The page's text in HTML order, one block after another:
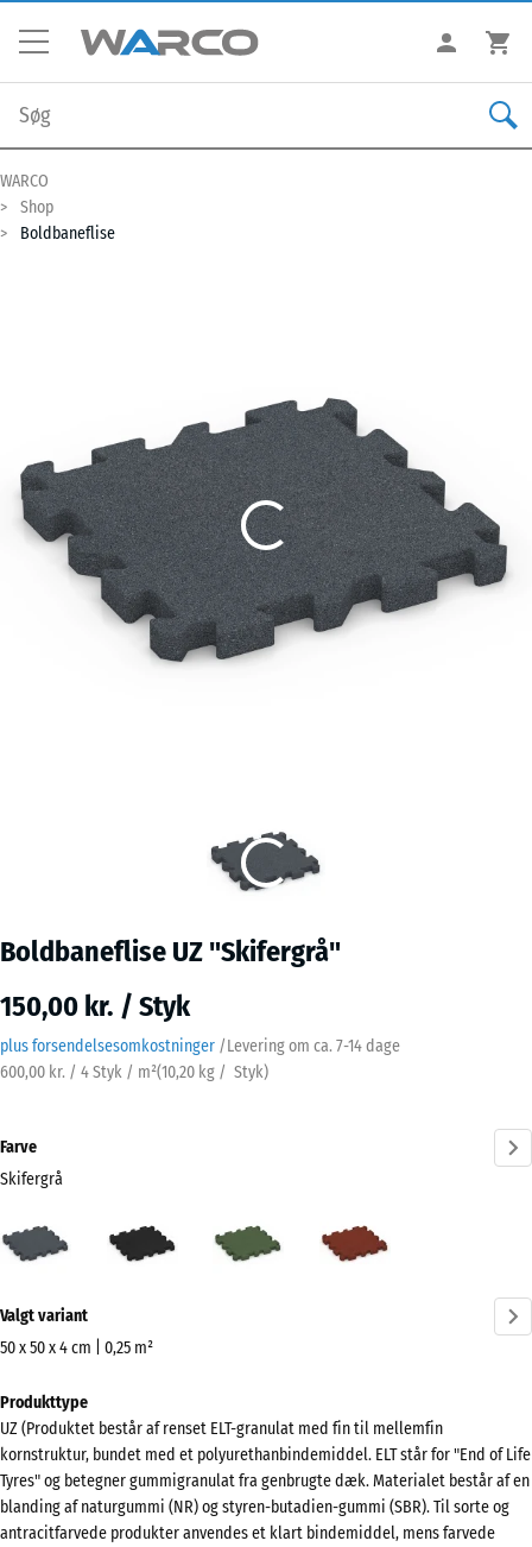
WARCO
Shop
Boldbaneflise
Boldbaneflise UZ "Skifergrå"
150,00 kr. / Styk
plus forsendelsesomkostninger /Levering om ca. 7-14 dage
600,00 kr. / 4 Styk / m²(10,20 kg / Styk)
Farve
Skifergrå
(active)
information
om
Vis
farvepalette
Skifergrå(active)
Valgt variant
50 x 50 x 4 cm | 0,25 m²
til
forsendelse
540
x
540
Produkttype
UZ (Produktet består af renset ELT-granulat med fin til mellemfin
kornstruktur, bundet med et polyurethanbindemiddel. ELT står for "End of Life
Tyres" og betegner gummigranulat fra genbrugte dæk. Materialet består af en
blanding af naturgummi (NR) og styren-butadien-gummi (SBR). Til sorte og
antracitfarvede produkter anvendes et klart bindemiddel, mens farvede